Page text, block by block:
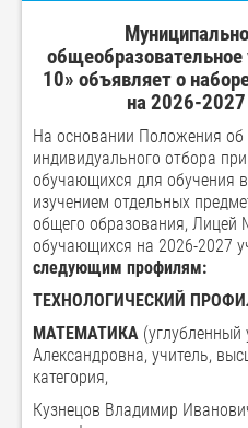
10» объявляет о
на 2026-
На основании Положения об
индивидуального отбора
обучающихся для обучения
изучением отдельных
общего образования, Лицей
обучающихся на 2026-2027
следующим профилям:
ТЕХНОЛОГИЧЕСКИЙ
МАТЕМАТИКА
Александровна, учитель,
категория,
Кузнецов Владимир